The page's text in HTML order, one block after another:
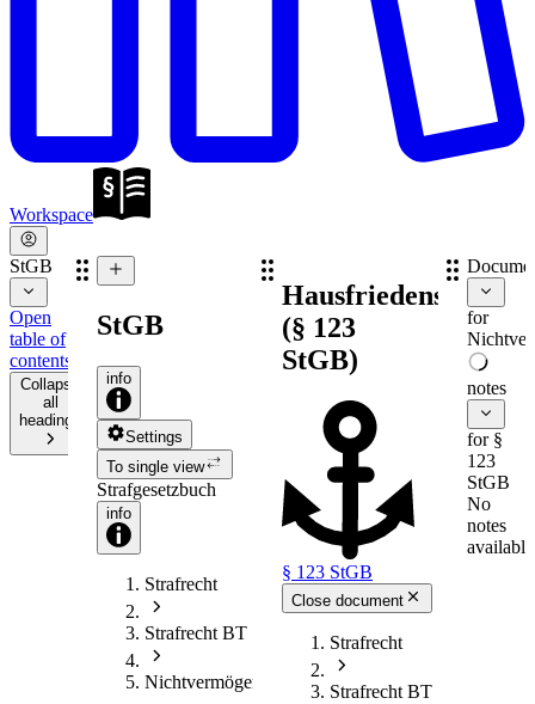
Workspace
StGB
Open
table of
contents
Collapse
all
headings
StGB
info
Settings
To single view
Strafgesetzbuch
info
Strafrecht
Strafrecht BT
Nichtvermögensdelikte
Hausfriedensbruch
(§ 123
StGB)
§ 123 StGB
Close document
Strafrecht
Strafrecht BT
for
notes
for §
123
StGB
No
notes